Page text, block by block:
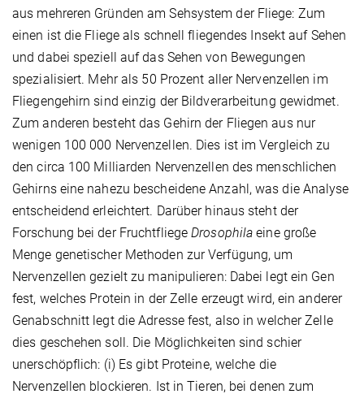
aus mehreren Gründen am Sehsystem der Fliege: Zum
einen ist die Fliege als schnell fliegendes Insekt auf Sehen
und dabei speziell auf das Sehen von Bewegungen
spezialisiert. Mehr als 50 Prozent aller Nervenzellen im
Fliegengehirn sind einzig der Bildverarbeitung gewidmet.
Zum anderen besteht das Gehirn der Fliegen aus nur
wenigen 100 000 Nervenzellen. Dies ist im Vergleich zu
den circa 100 Milliarden Nervenzellen des menschlichen
Gehirns eine nahezu bescheidene Anzahl, was die Analyse
entscheidend erleichtert. Darüber hinaus steht der
Forschung bei der FruchtfliegeDrosophila eine große
Menge genetischer Methoden zur Verfügung, um
Nervenzellen gezielt zu manipulieren: Dabei legt ein Gen
fest, welches Protein in der Zelle erzeugt wird, ein anderer
Genabschnitt legt die Adresse fest, also in welcher Zelle
dies geschehen soll. Die Möglichkeiten sind schier
unerschöpflich: (i) Es gibt Proteine, welche die
Nervenzellen blockieren. Ist in Tieren, bei denen zum